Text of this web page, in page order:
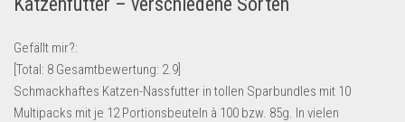
Multimedia & Elektro
Münzen
Spielzeug & Games
Gefällt mir?:
[Total: 8 Gesamtbewertung: 2.9
Schmackhaftes Katzen-Nassfutter in tollen Sparbundles mit 10
Multipacks mit je 12 Portionsbeuteln à 100 bzw. 85g. In vielen